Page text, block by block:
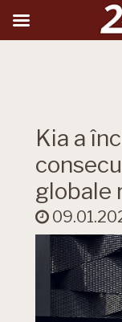
Kia a
globale